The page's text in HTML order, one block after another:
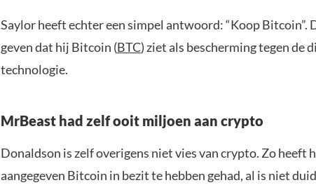
Saylor heeft echter een simpel antwoord: “Koop Bitcoin”.
geven dat hij Bitcoin (BTC) ziet als bescherming tegen de
technologie.
MrBeast had zelf ooit miljoen aan crypto
Donaldson is zelf overigens niet vies van crypto. Zo heeft
aangegeven Bitcoin in bezit te hebben gehad, al is niet